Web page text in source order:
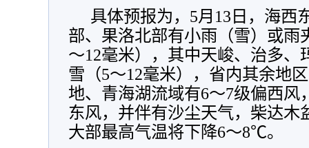
具体预报为，5月13日，海西
部、果洛北部有小雨（雪）或雨
～12毫米），其中天峻、治多、
雪（5～12毫米），省内其余地
地、青海湖流域有6～7级偏西风
东风，并伴有沙尘天气，柴达木
大部最高气温将下降6～8℃。